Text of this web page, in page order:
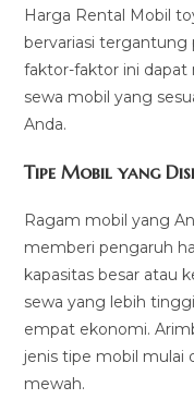
Harga Rental Mobil
bervariasi tergantung
faktor-faktor ini
sewa mobil yang
Anda.
Tipe Mobil yang
Ragam mobil yang
memberi pengaruh
kapasitas besar atau
sewa yang lebih
empat ekonomi.
jenis tipe mobil mulai
mewah.